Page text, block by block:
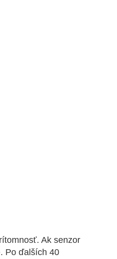
Ak senzor
Po ďalších 40